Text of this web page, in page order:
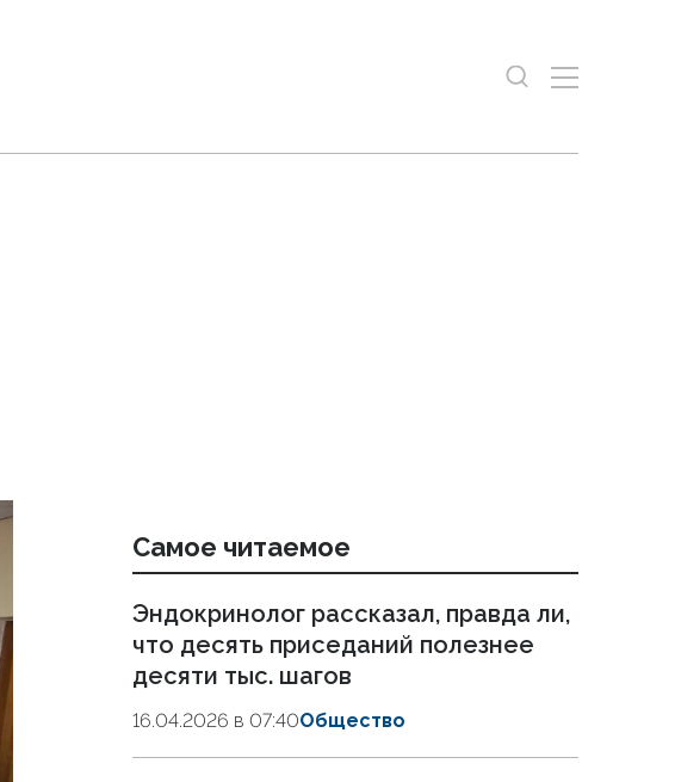
Самое читаемое
Эндокринолог рассказал, правда ли,
что десять приседаний полезнее
десяти тыс. шагов
16.04.2026 в 07:40Общество